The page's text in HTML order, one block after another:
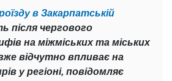
в Закарпатській
після чергового
на міжміських та міських
відчутно впливає на
у регіоні, повідомляє